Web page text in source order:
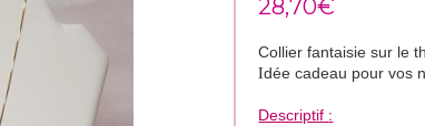
28,70€
Collier fantaisie sur le
Idée cadeau pour vos
Descriptif :